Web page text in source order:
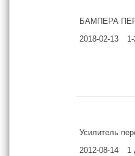
БАМПЕРА
2018-02-13
Усилитель
2012-08-14
1